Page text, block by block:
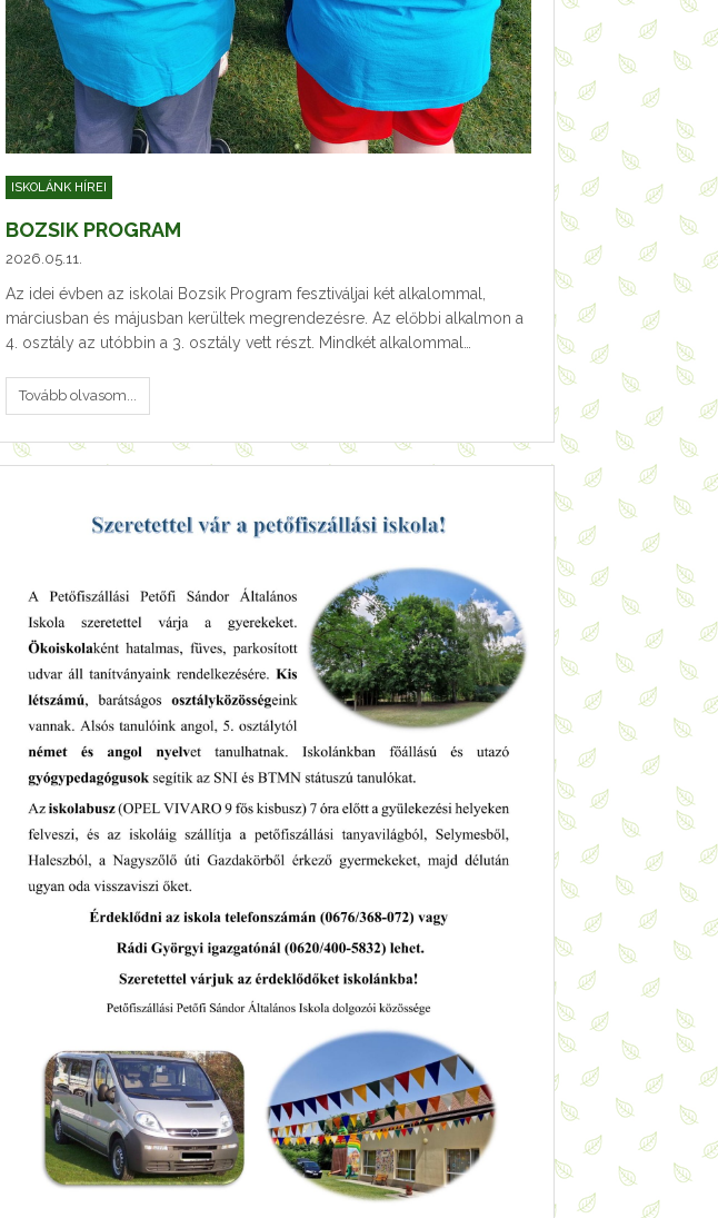
ISKOLÁNK HÍREI
BOZSIK PROGRAM
2026.05.11.
Az idei évben az iskolai Bozsik Program fesztiváljai két alkalommal,
márciusban és májusban kerültek megrendezésre. Az előbbi alkalmon a
4. osztály az utóbbin a 3. osztály vett részt. Mindkét alkalommal…
Tovább olvasom...